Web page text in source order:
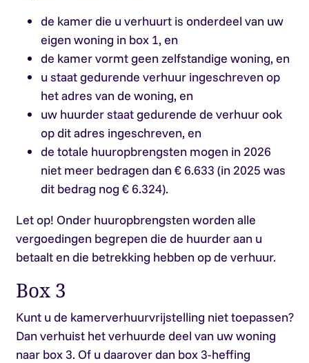
de kamer die u verhuurt is onderdeel van uw
eigen woning in box 1, en
de kamer vormt geen zelfstandige woning, en
u staat gedurende verhuur ingeschreven op
het adres van de woning, en
uw huurder staat gedurende de verhuur ook
op dit adres ingeschreven, en
de totale huuropbrengsten mogen in 2026
niet meer bedragen dan € 6.633 (in 2025 was
dit bedrag nog € 6.324).
Let op! Onder huuropbrengsten worden alle
vergoedingen begrepen die de huurder aan u
betaalt en die betrekking hebben op de verhuur.
Box 3
Kunt u de kamerverhuurvrijstelling niet toepassen?
Dan verhuist het verhuurde deel van uw woning
naar box 3. Of u daarover dan box 3-heffing